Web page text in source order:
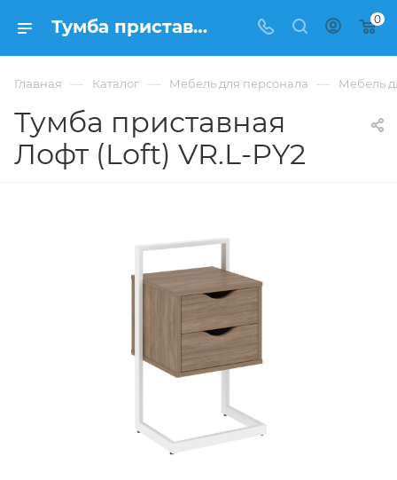
Тумба приставная Лофт (Loft) VR.L-PY2 купить в Москве, цена 8 744 ₽. - интернет-магазин ФРАНКОМ 0
Главная — Каталог — Мебель для персонала — Мебель
Тумба приставная
Лофт (Loft) VR.L-PY2